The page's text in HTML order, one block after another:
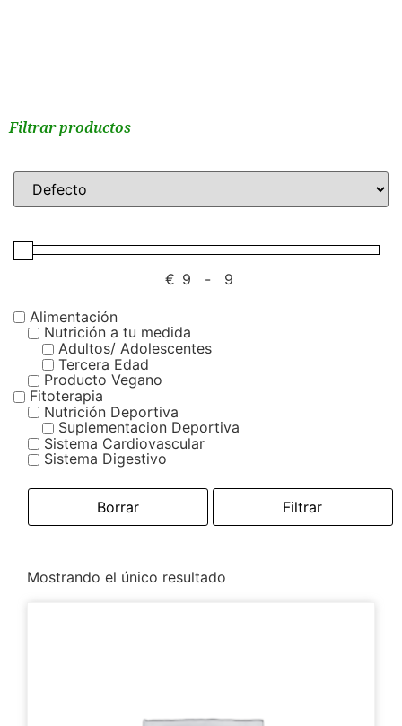
Filtrar productos
€ -
Alimentación
Nutrición a tu medida
Adultos/ Adolescentes
Tercera Edad
Producto Vegano
Fitoterapia
Nutrición Deportiva
Suplementacion Deportiva
Sistema Cardiovascular
Sistema Digestivo
Filtrar
Borrar
Mostrando el único resultado